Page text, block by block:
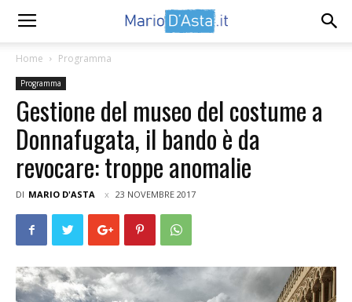
Home Programma
Programma
Gestione del museo del costume a
Donnafugata, il bando è da
revocare: troppe anomalie
DI MARIO D'ASTA 23 NOVEMBRE 2017